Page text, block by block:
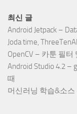
최신 글
Android Jetpack –
Joda time,
OpenCV – 카툰 필터
Android Studio 4.2 –
때
머신러닝 학습&소스